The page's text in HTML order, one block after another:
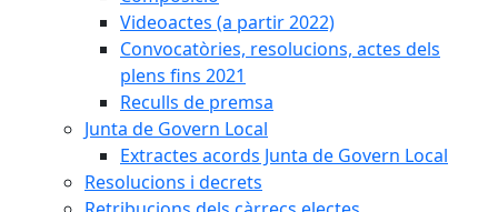
Videoactes (a partir 2022)
Convocatòries, resolucions, actes dels
plens fins 2021
Reculls de premsa
Junta de Govern Local
Extractes acords Junta de Govern Local
Resolucions i decrets